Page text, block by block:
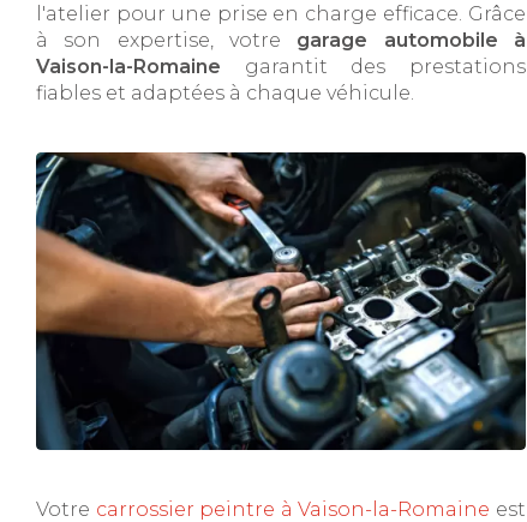
l'atelier pour une prise en charge efficace. Grâce
à son expertise, votre garage automobile à
Vaison-la-Romaine garantit des prestations
fiables et adaptées à chaque véhicule.
Votre carrossier peintre à Vaison-la-Romaine est